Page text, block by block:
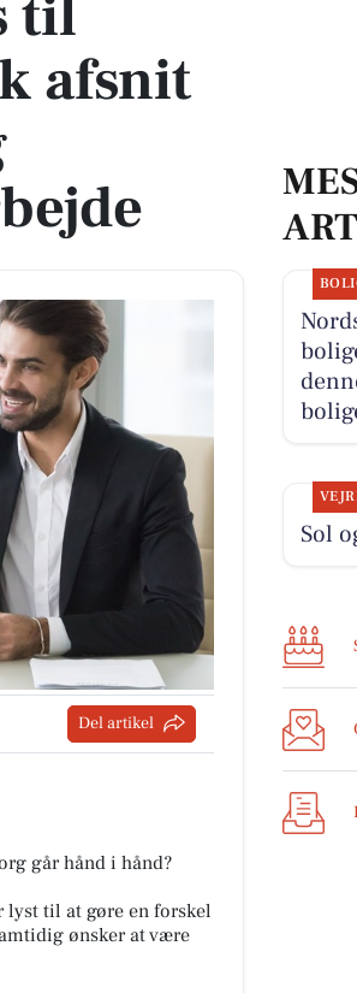
til
afsnit
Del artikel
går hånd i hånd?
lyst til at gøre en forskel
ønsker at være
Sol